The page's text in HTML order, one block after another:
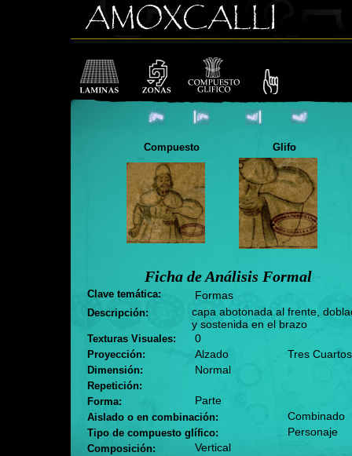
Compuesto Glifo
Ficha de Análisis Formal
Clave temática: Formas
Descripción:
capa abotonada al frente,
y sostenida en el brazo
Texturas Visuales: 0
Proyección: Alzado Tres Cuartos
Dimensión: Normal
Repetición:
Forma:
Parte
Aislado o en combinación: Combinado
Tipo de compuesto glífico: Personaje
Composición: Vertical